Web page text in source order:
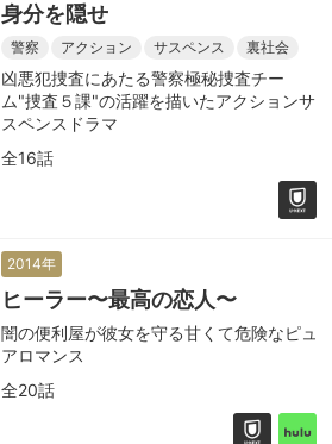
身分を隠せ
警察 アクション サスペンス 裏社会
凶悪犯捜査にあたる警察極秘捜査チー
ム"捜査５課"の活躍を描いたアクションサ
スペンスドラマ
全16話
2014年
ヒーラー〜最高の恋人〜
闇の便利屋が彼女を守る甘くて危険なピュ
アロマンス
全20話